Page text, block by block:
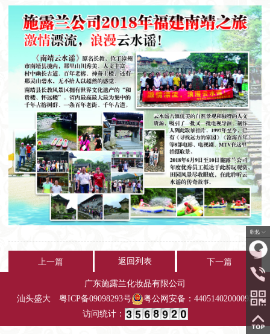
上一篇 返回列表 下一篇
广东施露兰化妆品有限公司
汕头盛大
粤ICP备09098293号
粤公网安备：44051402000093
访问统计：